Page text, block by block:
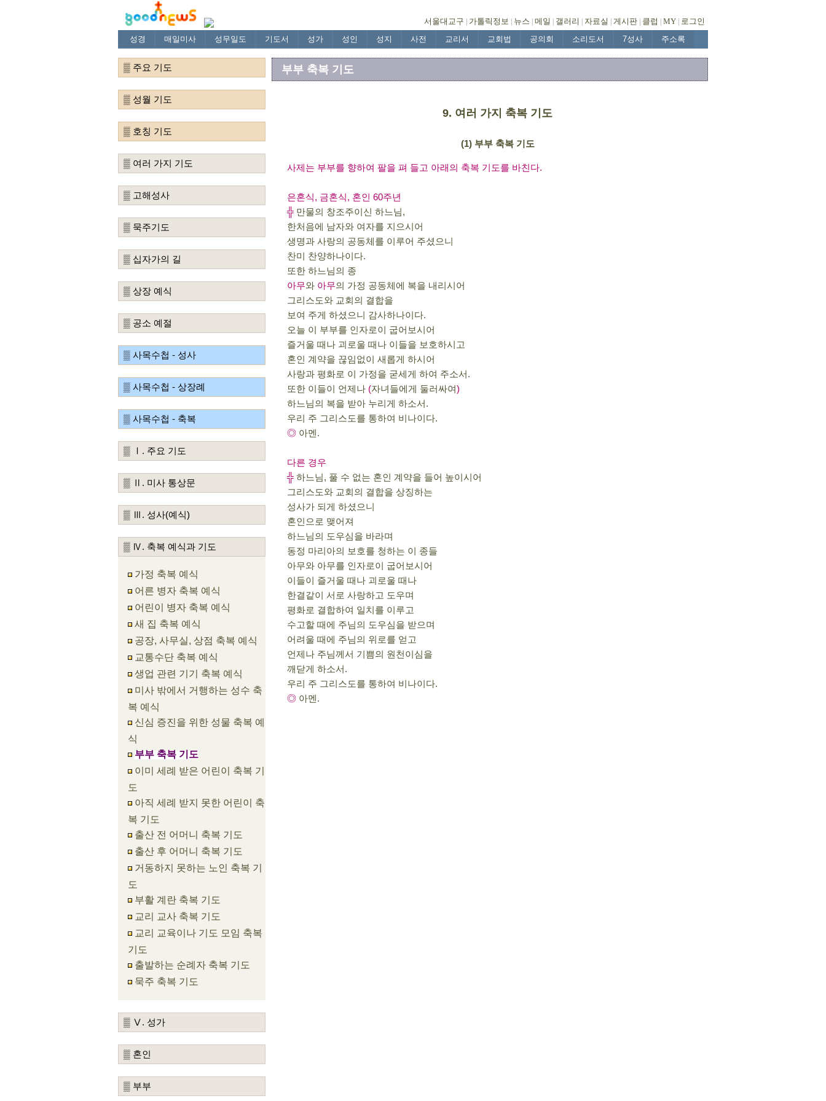
서울대교구 가톨릭정보 뉴스 메일 갤러리 자료실 게시판 클럽 MY 로그인
성경
매일미사 성무일도 기도서 성가 성인 성지 사전 교리서 교회법 공의회 소리도서 7성사 주소록
▒ 주요 기도
▒ 성월 기도
▒ 호칭 기도
▒ 여러 가지 기도
▒ 고해성사
▒ 묵주기도
▒ 십자가의 길
▒ 상장 예식
▒ 공소 예절
▒ 사목수첩 - 성사
▒ 사목수첩 - 상장례
▒ 사목수첩 - 축복
▒ Ⅰ. 주요 기도
▒ Ⅱ. 미사 통상문
▒ Ⅲ. 성사(예식)
▒ Ⅳ. 축복 예식과 기도
가정 축복 예식
어른 병자 축복 예식
어린이 병자 축복 예식
새 집 축복 예식
공장, 사무실, 상점 축복 예식
교통수단 축복 예식
생업 관련 기기 축복 예식
미사 밖에서 거행하는 성수 축
복 예식
신심 증진을 위한 성물 축복 예
식
부부 축복 기도
이미 세례 받은 어린이 축복 기
도
아직 세례 받지 못한 어린이 축
복 기도
출산 전 어머니 축복 기도
출산 후 어머니 축복 기도
거동하지 못하는 노인 축복 기
도
부활 계란 축복 기도
교리 교사 축복 기도
교리 교육이나 기도 모임 축복
기도
출발하는 순례자 축복 기도
묵주 축복 기도
▒ Ⅴ. 성가
▒ 혼인
▒ 부부
부부 축복 기도
9. 여러 가지 축복 기도
(1) 부부 축복 기도
사제는 부부를 향하여 팔을 펴 들고 아래의 축복 기도를 바친다.
은혼식, 금혼식, 혼인 60주년
╬ 만물의 창조주이신 하느님,
한처음에 남자와 여자를 지으시어
생명과 사랑의 공동체를 이루어 주셨으니
찬미 찬양하나이다.
또한 하느님의 종
아무와 아무의 가정 공동체에 복을 내리시어
그리스도와 교회의 결합을
보여 주게 하셨으니 감사하나이다.
오늘 이 부부를 인자로이 굽어보시어
즐거울 때나 괴로울 때나 이들을 보호하시고
혼인 계약을 끊임없이 새롭게 하시어
사랑과 평화로 이 가정을 굳세게 하여 주소서.
또한 이들이 언제나 (자녀들에게 둘러싸여)
하느님의 복을 받아 누리게 하소서.
우리 주 그리스도를 통하여 비나이다.
◎ 아멘.
다른 경우
╬ 하느님, 풀 수 없는 혼인 계약을 들어 높이시어
그리스도와 교회의 결합을 상징하는
성사가 되게 하셨으니
혼인으로 맺어져
하느님의 도우심을 바라며
동정 마리아의 보호를 청하는 이 종들
아무와 아무를 인자로이 굽어보시어
이들이 즐거울 때나 괴로울 때나
한결같이 서로 사랑하고 도우며
평화로 결합하여 일치를 이루고
수고할 때에 주님의 도우심을 받으며
어려울 때에 주님의 위로를 얻고
언제나 주님께서 기쁨의 원천이심을
깨닫게 하소서.
우리 주 그리스도를 통하여 비나이다.
◎ 아멘.